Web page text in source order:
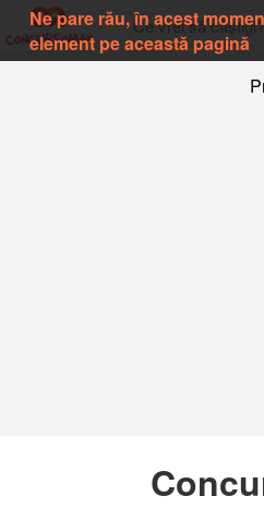
Ne pare rău, în acest
element pe această pagină